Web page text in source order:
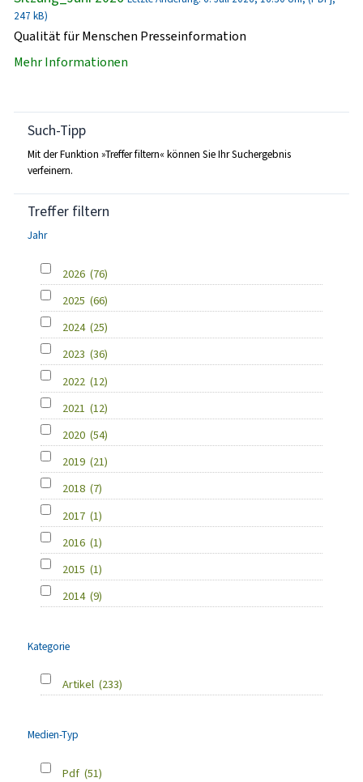
247 kB)
Qualität für Menschen Presseinformation
Mehr Informationen
Such-Tipp
Mit der Funktion »Treffer filtern« können Sie Ihr Suchergebnis
verfeinern.
Treffer filtern
Jahr
2026 (76)
2025 (66)
2024 (25)
2023 (36)
2022 (12)
2021 (12)
2020 (54)
2019 (21)
2018 (7)
2017 (1)
2016 (1)
2015 (1)
2014 (9)
Kategorie
Artikel (233)
Medien-Typ
Pdf (51)